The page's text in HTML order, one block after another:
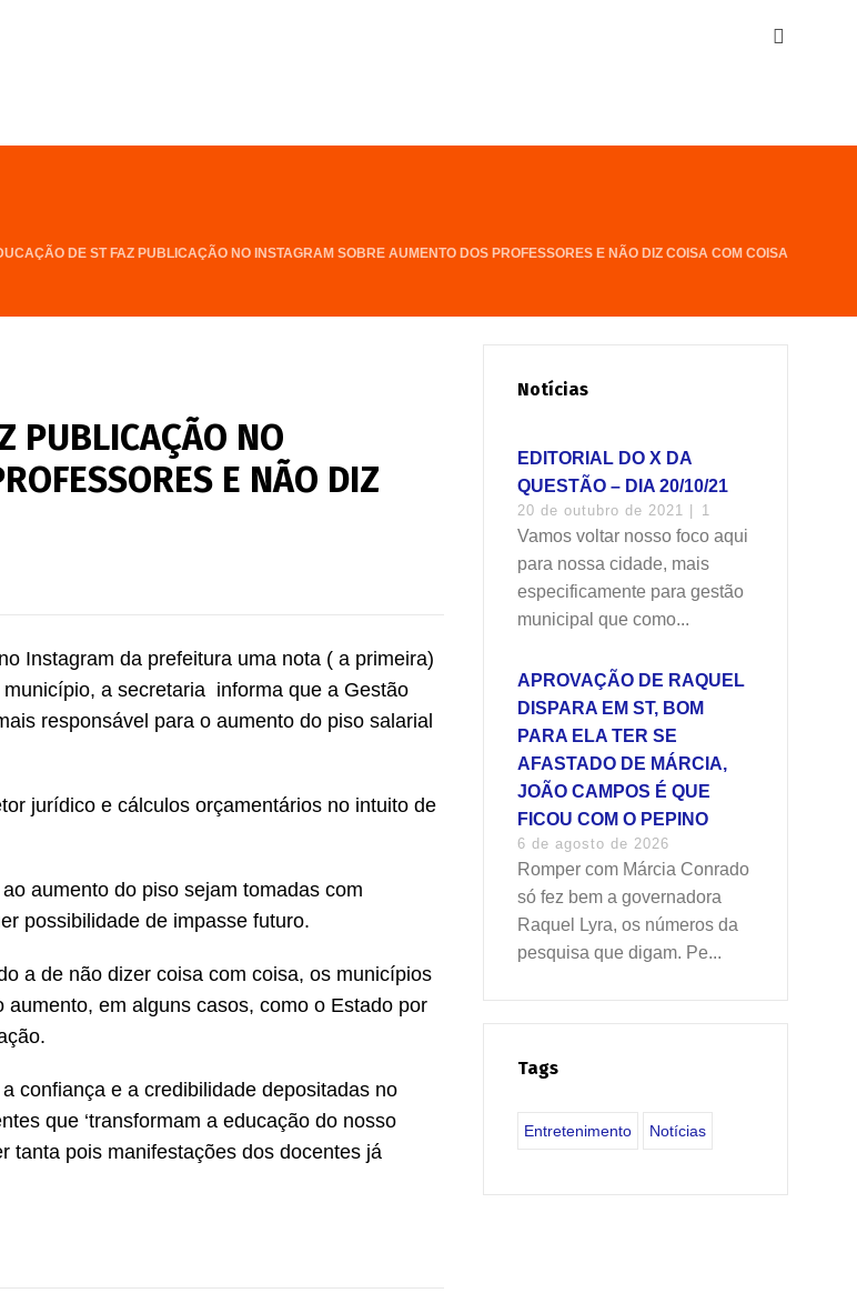
DE ST FAZ PUBLICAÇÃO NO INSTAGRAM SOBRE AUMENTO DOS PROFESSORES E NÃO DIZ COISA COM COISA
PUBLICAÇÃO NO
E NÃO DIZ
Instagram da prefeitura uma nota ( a primeira)
a secretaria informa que a Gestão
responsável para o aumento do piso salarial
jurídico e cálculos orçamentários no intuito de
aumento do piso sejam tomadas com
possibilidade de impasse futuro.
a de não dizer coisa com coisa, os municípios
em alguns casos, como o Estado por
confiança e a credibilidade depositadas no
que ‘transformam a educação do nosso
tanta pois manifestações dos docentes já
Notícias
EDITORIAL DO X DA
QUESTÃO – DIA 20/10/21
20 de outubro de 2021 | 1
Vamos voltar nosso foco aqui
para nossa cidade, mais
especificamente para gestão
municipal que como...
APROVAÇÃO DE RAQUEL
DISPARA EM ST, BOM
PARA ELA TER SE
AFASTADO DE MÁRCIA,
JOÃO CAMPOS É QUE
FICOU COM O PEPINO
6 de agosto de 2026
Romper com Márcia Conrado
só fez bem a governadora
Raquel Lyra, os números da
pesquisa que digam. Pe...
Tags
Entretenimento Notícias